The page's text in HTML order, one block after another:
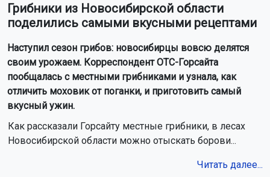
Грибники из Новосибирской области
поделились самыми вкусными рецептами
Наступил сезон грибов: новосибирцы вовсю делятся
своим урожаем. Корреспондент ОТС-Горсайта
пообщалась с местными грибниками и узнала, как
отличить моховик от поганки, и приготовить самый
вкусный ужин.
Как рассказали Горсайту местные грибники, в лесах
Новосибирской области можно отыскать борови...
Читать далее...